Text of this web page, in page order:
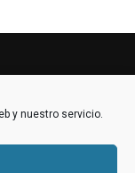
y nuestro servicio.